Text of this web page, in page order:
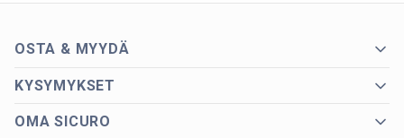
OSTA & MYYDÄ
KYSYMYKSET
OMA SICURO